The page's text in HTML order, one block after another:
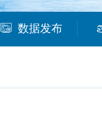
数据发布